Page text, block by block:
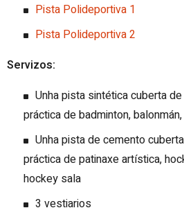
Pista Polideportiva 1
Pista Polideportiva 2
Servizos:
Unha pista sintética cuberta
práctica de badminton,
Unha pista de cemento
práctica de patinaxe artística,
hockey sala
3 vestiarios